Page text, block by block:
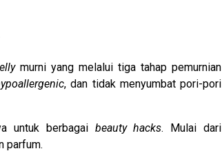
murni yang melalui tiga tahap pemurnian
, dan tidak menyumbat pori-pori
untuk berbagai beauty hacks. Mulai dari
parfum.